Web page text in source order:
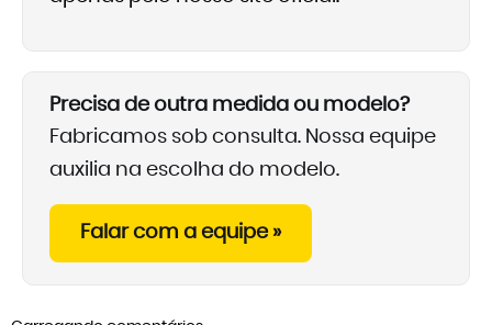
Precisa de outra medida ou modelo?
Fabricamos sob consulta. Nossa equipe
auxilia na escolha do modelo.
Falar com a equipe »